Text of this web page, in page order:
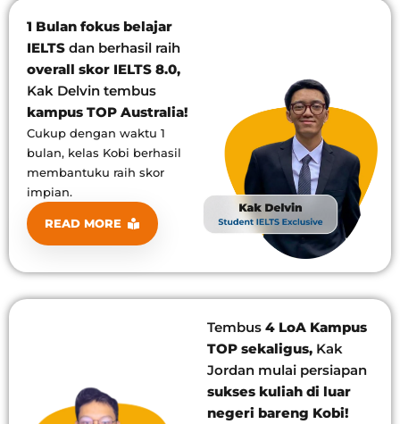
1 Bulan fokus belajar
IELTS dan berhasil raih
overall skor IELTS 8.0,
Kak Delvin tembus
kampus TOP Australia!
Cukup dengan waktu 1
bulan, kelas Kobi berhasil
membantuku raih skor
impian.
READ MORE
Tembus4 LoA Kampus
TOP sekaligus,Kak
Jordan mulai persiapan
sukses kuliah di luar
negeri bareng Kobi!